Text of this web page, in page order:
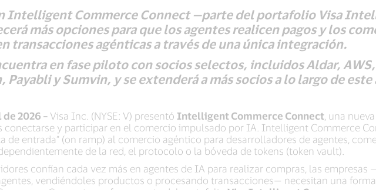
Intelligent Commerce Connect —parte del portafolio Visa
más opciones para que los agentes realicen pagos y los
transacciones agénticas a través de una única integración.
en fase piloto con socios selectos, incluidos Aldar,
Payabli y Sumvin, y se extenderá a más socios a lo largo de este
de 2026 – Visa Inc. (NYSE: V) presentó Intelligent Commerce Connect , una
conectarse y participar en el comercio impulsado por IA. Intelligent Commerce
de entrada” (on ramp) al comercio agéntico para desarrolladores de agentes,
de la red, el protocolo o la bóveda de tokens (token vault).
confían cada vez más en agentes de IA para realizar compras, las empresas
vendiéndoles productos o procesando transacciones— necesitan una